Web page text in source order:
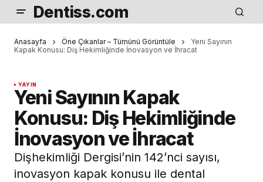
Dentiss.com
Anasayfa Öne Çıkanlar – Tümünü Görüntüle
Yeni Sayının
Kapak Konusu: Diş Hekimliğinde İnovasyon ve İhracat
YAYIN
Yeni Sayının Kapak
Konusu: Diş Hekimliğinde
İnovasyon ve İhracat
Dişhekimliği Dergisi’nin 142’nci sayısı,
inovasyon kapak konusu ile dental